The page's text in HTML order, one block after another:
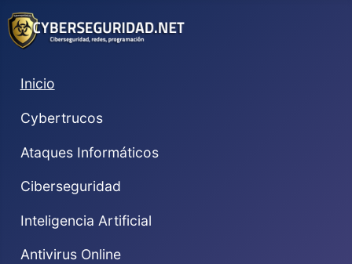
Inicio
Cybertrucos
Ataques Informáticos
Ciberseguridad
Inteligencia Artificial
Antivirus Online